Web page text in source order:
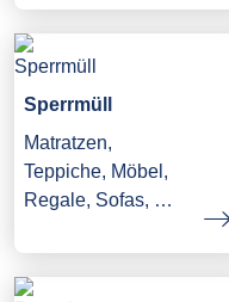
Sperrmüll
Matratzen,
Teppiche, Möbel,
Regale, Sofas, …